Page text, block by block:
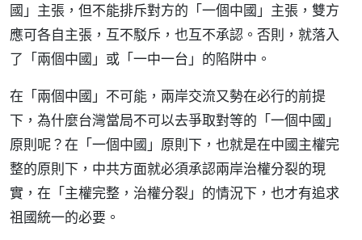
國」主張，但不能排斥對方的「一個中國」主張，雙方
應可各自主張，互不駁斥，也互不承認。否則，就落入
了「兩個中國」或「一中一台」的陷阱中。
在「兩個中國」不可能，兩岸交流又勢在必行的前提
下，為什麼台灣當局不可以去爭取對等的「一個中國」
原則呢？在「一個中國」原則下，也就是在中國主權完
整的原則下，中共方面就必須承認兩岸治權分裂的現
實，在「主權完整，治權分裂」的情況下，也才有追求
祖國統一的必要。